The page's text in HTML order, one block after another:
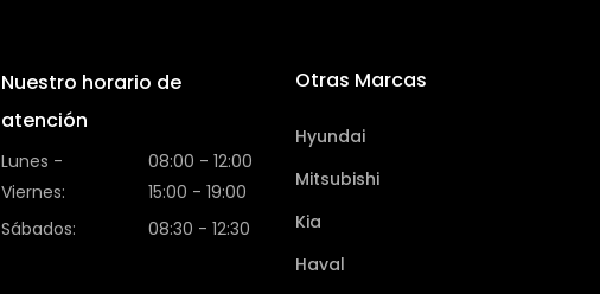
Nuestro horario de
atención
Lunes -
Viernes:
08:00 - 12:00
15:00 - 19:00
Sábados:
08:30 - 12:30
Otras Marcas
Hyundai
Mitsubishi
Kia
Haval